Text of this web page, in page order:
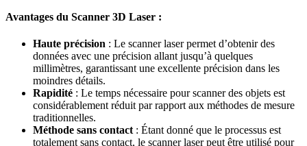
Avantages du Scanner 3D Laser :
Haute précision : Le scanner laser permet d’obtenir des
données avec une précision allant jusqu’à quelques
millimètres, garantissant une excellente précision dans les
moindres détails.
Rapidité : Le temps nécessaire pour scanner des objets est
considérablement réduit par rapport aux méthodes de mesure
traditionnelles.
Méthode sans contact : Étant donné que le processus est
totalement sans contact, le scanner laser peut être utilisé pour